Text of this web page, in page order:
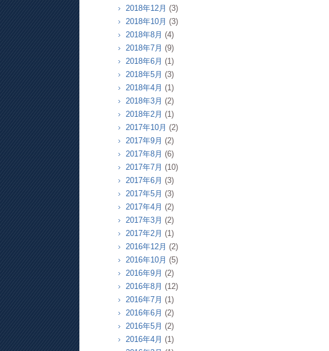
2018年12月 (3)
2018年10月 (3)
2018年8月 (4)
2018年7月 (9)
2018年6月 (1)
2018年5月 (3)
2018年4月 (1)
2018年3月 (2)
2018年2月 (1)
2017年10月 (2)
2017年9月 (2)
2017年8月 (6)
2017年7月 (10)
2017年6月 (3)
2017年5月 (3)
2017年4月 (2)
2017年3月 (2)
2017年2月 (1)
2016年12月 (2)
2016年10月 (5)
2016年9月 (2)
2016年8月 (12)
2016年7月 (1)
2016年6月 (2)
2016年5月 (2)
2016年4月 (1)